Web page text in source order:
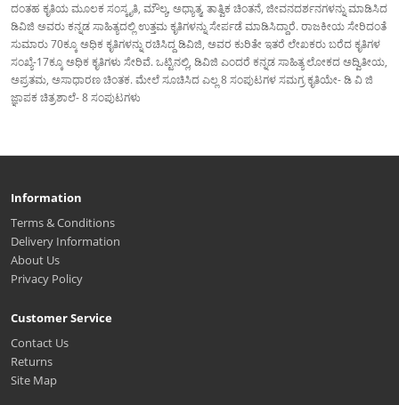
ದಂತಹ ಕೃತಿಯ ಮೂಲಕ ಸಂಸ್ಕೃತಿ, ಮೌಲ್ಯ, ಅಧ್ಯಾತ್ಮ, ತಾತ್ವಿಕ ಚಿಂತನೆ, ಜೀವನದರ್ಶನಗಳನ್ನು ಮಾಡಿಸಿದ
ಡಿವಿಜಿ ಅವರು ಕನ್ನಡ ಸಾಹಿತ್ಯದಲ್ಲಿ ಉತ್ತಮ ಕೃತಿಗಳನ್ನು ಸೇರ್ಪಡೆ ಮಾಡಿಸಿದ್ದಾರೆ. ರಾಜಕೀಯ ಸೇರಿದಂತೆ
ಸುಮಾರು 70ಕ್ಕೂ ಅಧಿಕ ಕೃತಿಗಳನ್ನು ರಚಿಸಿದ್ದ ಡಿವಿಜಿ, ಅವರ ಕುರಿತೇ ಇತರೆ ಲೇಖಕರು ಬರೆದ ಕೃತಿಗಳ
ಸಂಖ್ಯೆ-17ಕ್ಕೂ ಅಧಿಕ ಕೃತಿಗಳು ಸೇರಿವೆ. ಒಟ್ಟಿನಲ್ಲಿ, ಡಿವಿಜಿ ಎಂದರೆ ಕನ್ನಡ ಸಾಹಿತ್ಯ ಲೋಕದ ಅದ್ವಿತೀಯ,
ಅಪ್ರತಮ, ಅಸಾಧಾರಣ ಚಿಂತಕ. ಮೇಲೆ ಸೂಚಿಸಿದ ಎಲ್ಲ 8 ಸಂಪುಟಗಳ ಸಮಗ್ರ ಕೃತಿಯೇ- ಡಿ ವಿ ಜಿ
ಜ್ಞಾಪಕ ಚಿತ್ರಶಾಲೆ- 8 ಸಂಪುಟಗಳು
Information
Terms & Conditions
Delivery Information
About Us
Privacy Policy
Customer Service
Contact Us
Returns
Site Map